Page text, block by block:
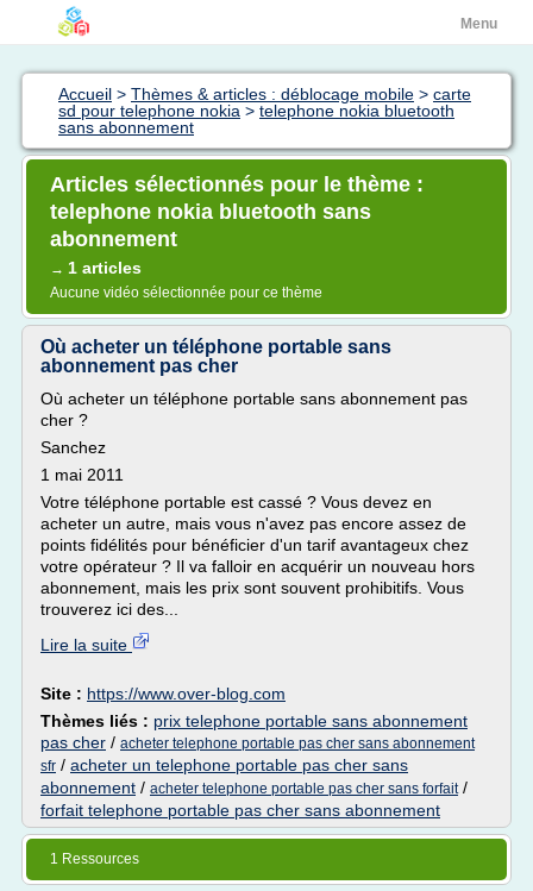
Menu
Accueil > Thèmes & articles : déblocage mobile > carte
sd pour telephone nokia > telephone nokia bluetooth
sans abonnement
Articles sélectionnés pour le thème :
telephone nokia bluetooth sans
abonnement
→ 1 articles
Aucune vidéo sélectionnée pour ce thème
Où acheter un téléphone portable sans
abonnement pas cher
Où acheter un téléphone portable sans abonnement pas
cher ?
Sanchez
1 mai 2011
Votre téléphone portable est cassé ? Vous devez en
acheter un autre, mais vous n'avez pas encore assez de
points fidélités pour bénéficier d'un tarif avantageux chez
votre opérateur ? Il va falloir en acquérir un nouveau hors
abonnement, mais les prix sont souvent prohibitifs. Vous
trouverez ici des...
Lire la suite
Site : https://www.over-blog.com
Thèmes liés : prix telephone portable sans abonnement
pas cher / acheter telephone portable pas cher sans abonnement
sfr / acheter un telephone portable pas cher sans
abonnement / acheter telephone portable pas cher sans forfait/
forfait telephone portable pas cher sans abonnement
1 Ressources